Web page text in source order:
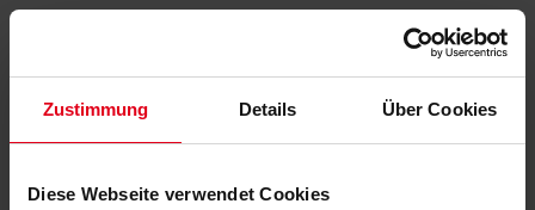
Zustimmung Details Über Cookies
Diese Webseite verwendet Cookies